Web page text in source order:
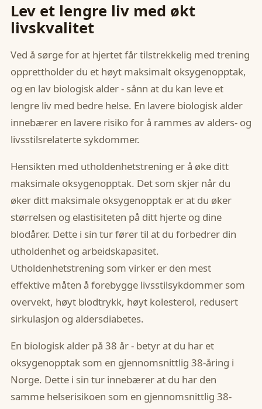
Lev et lengre liv med økt
livskvalitet
Ved å sørge for at hjertet får tilstrekkelig med trening
opprettholder du et høyt maksimalt oksygenopptak,
og en lav biologisk alder - sånn at du kan leve et
lengre liv med bedre helse. En lavere biologisk alder
innebærer en lavere risiko for å rammes av alders- og
livsstilsrelaterte sykdommer.
Hensikten med utholdenhetstrening er å øke ditt
maksimale oksygenopptak. Det som skjer når du
øker ditt maksimale oksygenopptak er at du øker
størrelsen og elastisiteten på ditt hjerte og dine
blodårer. Dette i sin tur fører til at du forbedrer din
utholdenhet og arbeidskapasitet.
Utholdenhetstrening som virker er den mest
effektive måten å forebygge livsstilsykdommer som
overvekt, høyt blodtrykk, høyt kolesterol, redusert
sirkulasjon og aldersdiabetes.
En biologisk alder på 38 år - betyr at du har et
oksygenopptak som en gjennomsnittlig 38-åring i
Norge. Dette i sin tur innebærer at du har den
samme helserisikoen som en gjennomsnittlig 38-